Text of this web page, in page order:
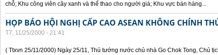
chỗ; Khu công viên cây xanh và thể thao cho người già; Khu vực bán hàng...
HỌP BÁO HỘI NGHỊ CẤP CAO ASEAN KHÔNG CHÍNH
T7, 11/25/2000 - 21:41
( Ttxvn 25/11/2000) Ngày 25/11, Thủ tướng nước chủ nhà Go Chok Tong, Chủ